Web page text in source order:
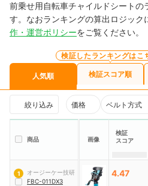
前乗せ用自転車チャイルドシートの
す。なおランキングの算出ロジック
作・運営ポリシーをご覧ください。
人気順
検証したランキングはこ
検証スコア順
絞り込み 価格 ベルト方式
商品 画像
検証
スコア
1
オージーケー技研
FBC-011DX3
4.47